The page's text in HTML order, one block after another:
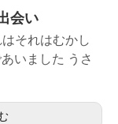
会い
それはむかし
いました うさ